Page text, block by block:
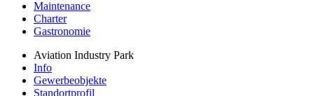
Maintenance
Charter
Gastronomie
Aviation Industry Park
Info
Gewerbeobjekte
Standortprofil